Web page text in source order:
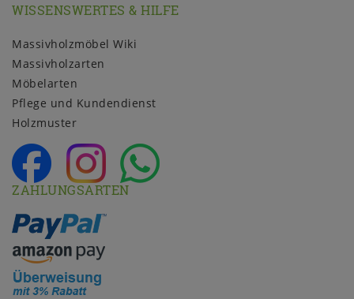
WISSENSWERTES & HILFE
Massivholzmöbel Wiki
Massivholzarten
Möbelarten
Pflege und Kundendienst
Holzmuster
ZAHLUNGSARTEN